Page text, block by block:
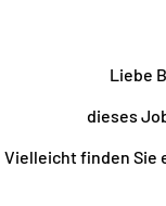
Liebe
dieses
Vielleicht finden Sie